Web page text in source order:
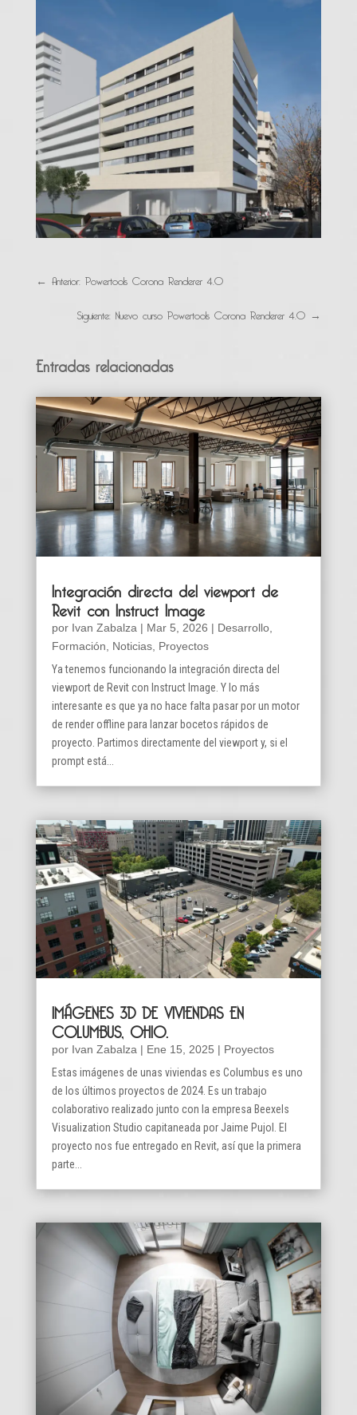
← Anterior: Powertools Corona Renderer 4.0
Siguiente: Nuevo curso Powertools Corona Renderer 4.0 →
Entradas relacionadas
Integración directa del viewport de
Revit con Instruct Image
por Ivan Zabalza| Mar 5, 2026 | Desarrollo,
Formación, Noticias, Proyectos
Ya tenemos funcionando la integración directa del
viewport de Revit con Instruct Image. Y lo más
interesante es que ya no hace falta pasar por un motor
de render offline para lanzar bocetos rápidos de
proyecto. Partimos directamente del viewport y, si el
prompt está...
IMÁGENES 3D DE VIVIENDAS EN
COLUMBUS, OHIO.
por Ivan Zabalza | Ene 15, 2025 | Proyectos
Estas imágenes de unas viviendas es Columbus es uno
de los últimos proyectos de 2024. Es un trabajo
colaborativo realizado junto con la empresa Beexels
Visualization Studio capitaneada por Jaime Pujol. El
proyecto nos fue entregado en Revit, así que la primera
parte...